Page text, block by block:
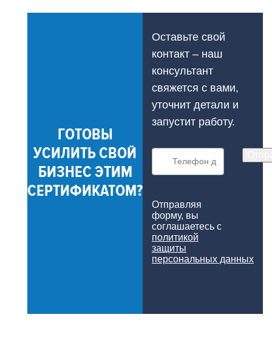
ГОТОВЫ
УСИЛИТЬ СВОЙ
БИЗНЕС ЭТИМ
СЕРТИФИКАТОМ?
Оставьте свой
контакт – наш
консультант
свяжется с вами,
уточнит детали и
запустит работу.
Отправляя
форму, вы
соглашаетесь с
политикой
защиты
персональных данных